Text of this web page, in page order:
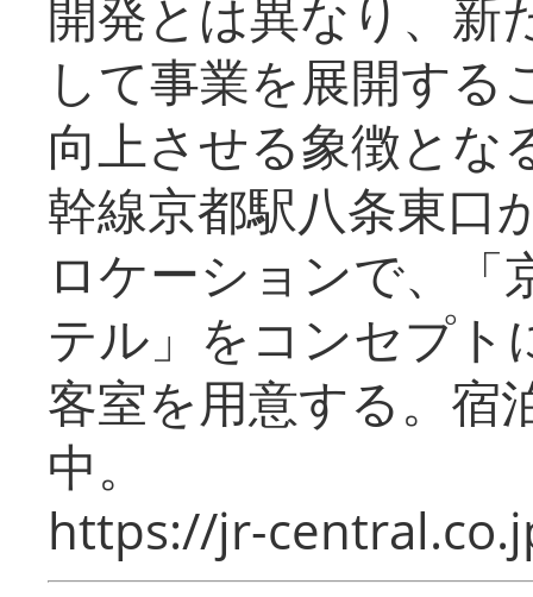
開発とは異なり、新
して事業を展開する
向上させる象徴とな
幹線京都駅八条東口
ロケーションで、「
テル」をコンセプト
客室を用意する。宿
中。
https://jr-